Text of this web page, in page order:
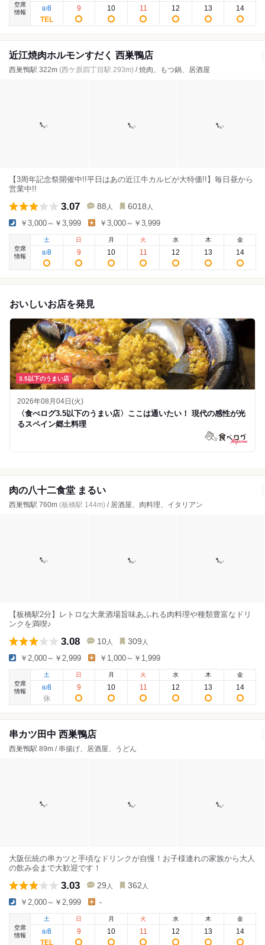
空席
情報
8/8 9 10 11 12 13 14
近江焼肉ホルモンすだく 西巣鴨店
西巣鴨駅 322m (西ケ原四丁目駅 293m) / 焼肉、もつ鍋、居酒屋
【3周年記念祭開催中!!平日はあの近江牛カルビが大特価!!】毎日昼から
営業中!!
3.07 88 人 6018 人
￥3,000～￥3,999 ￥3,000～￥3,999
空席
情報
土
8/8
日
9
月
10
火
11
水
12
木
13
金
14
おいしいお店を発見
3.5以下のうまい店
2026年08月04日(火)
〈食べログ3.5以下のうまい店〉ここは通いたい！ 現代の感性が光
るスペイン郷土料理
肉の八十二食堂 まるい
西巣鴨駅 760m (板橋駅 144m) / 居酒屋、肉料理、イタリアン
【板橋駅2分】レトロな大衆酒場旨味あふれる肉料理や種類豊富なドリ
ンクを満喫♪
3.08 10 人 309 人
￥2,000～￥2,999 ￥1,000～￥1,999
空席
情報
土
8/8
日
9
月
10
火
11
水
12
木
13
金
14
串カツ田中 西巣鴨店
西巣鴨駅 89m / 串揚げ、居酒屋、うどん
大阪伝統の串カツと手頃なドリンクが自慢！お子様連れの家族から大人
の飲み会まで大歓迎です！
3.03 29 人 362 人
￥2,000～￥2,999 -
空席
情報
土
8/8
日
9
月
10
火
11
水
12
木
13
金
14